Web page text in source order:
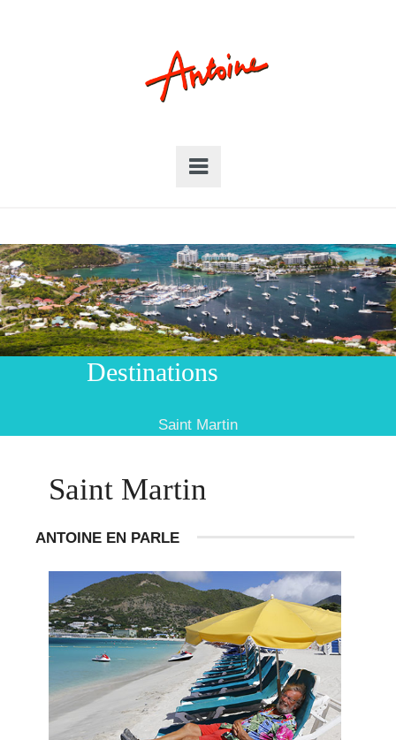
Destinations
Saint Martin
Saint Martin
ANTOINE EN PARLE